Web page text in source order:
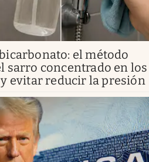
el método
sarro concentrado en los
evitar reducir la presión